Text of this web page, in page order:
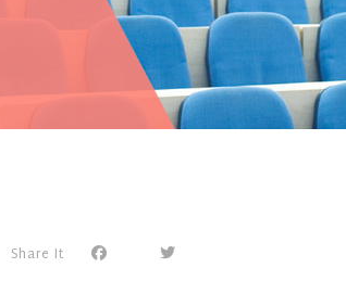
Share It